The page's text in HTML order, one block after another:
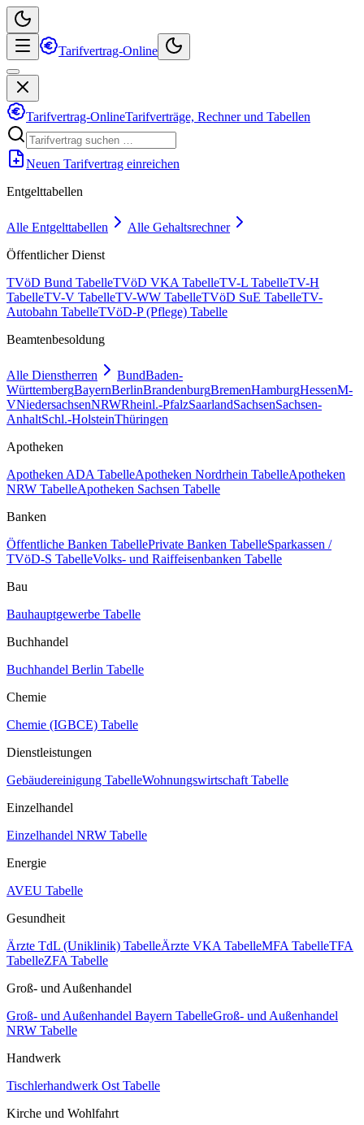
Tarifvertrag-Online
Tarifvertrag-OnlineTarifverträge, Rechner und Tabellen
Neuen Tarifvertrag einreichen
Entgelttabellen
Alle Entgelttabellen
Alle Gehaltsrechner
Öffentlicher Dienst
TVöD Bund TabelleTVöD VKA TabelleTV-L TabelleTV-H
TabelleTV-V TabelleTV-WW TabelleTVöD SuE TabelleTV-
Autobahn TabelleTVöD-P (Pflege) Tabelle
Beamtenbesoldung
Alle Dienstherren BundBaden-
WürttembergBayernBerlinBrandenburgBremenHamburgHessenM-
VNiedersachsenNRWRheinl.-PfalzSaarlandSachsenSachsen-
AnhaltSchl.-HolsteinThüringen
Apotheken
Apotheken ADA TabelleApotheken Nordrhein TabelleApotheken
NRW TabelleApotheken Sachsen Tabelle
Banken
Öffentliche Banken TabellePrivate Banken TabelleSparkassen /
TVöD-S TabelleVolks- und Raiffeisenbanken Tabelle
Bau
Bauhauptgewerbe Tabelle
Buchhandel
Buchhandel Berlin Tabelle
Chemie
Chemie (IGBCE) Tabelle
Dienstleistungen
Gebäudereinigung TabelleWohnungswirtschaft Tabelle
Einzelhandel
Einzelhandel NRW Tabelle
Energie
AVEU Tabelle
Gesundheit
Ärzte TdL (Uniklinik) TabelleÄrzte VKA TabelleMFA TabelleTFA
TabelleZFA Tabelle
Groß- und Außenhandel
Groß- und Außenhandel Bayern TabelleGroß- und Außenhandel
NRW Tabelle
Handwerk
Tischlerhandwerk Ost Tabelle
Kirche und Wohlfahrt